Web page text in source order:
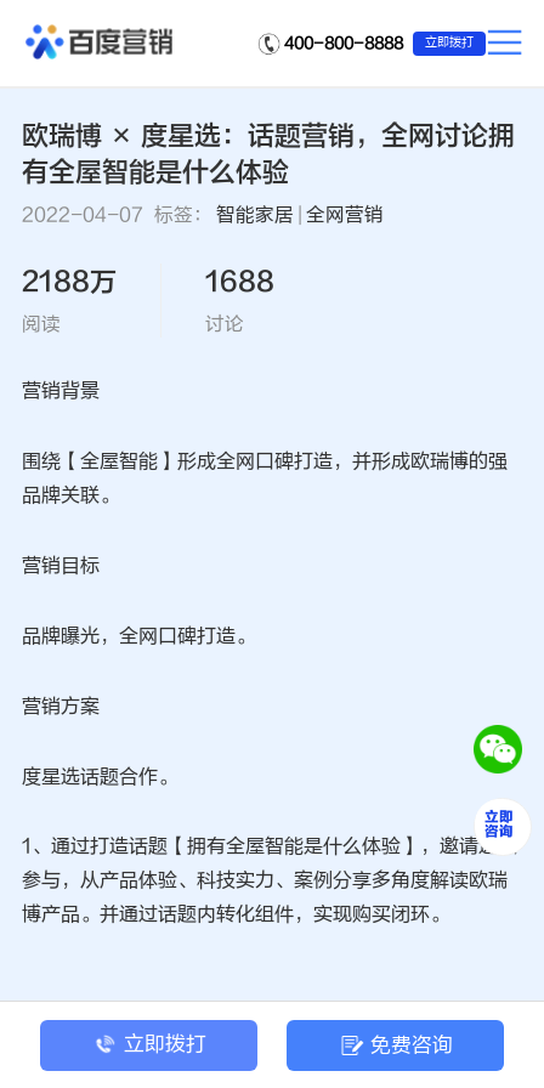
400-800-8888 立即拨打
欧瑞博 × 度星选：话题营销，全网讨论拥
有全屋智能是什么体验
2022-04-07 标签： 智能家居 全网营销
2188万
阅读
1688
讨论
营销背景
围绕【全屋智能】形成全网口碑打造，并形成欧瑞博的强
品牌关联。
营销目标
品牌曝光，全网口碑打造。
营销方案
度星选话题合作。
1、通过打造话题【拥有全屋智能是什么体验】，邀请达人
参与，从产品体验、科技实力、案例分享多角度解读欧瑞
博产品。并通过话题内转化组件，实现购买闭环。
立即拨打 免费咨询